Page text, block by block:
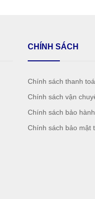
CHÍNH SÁCH
Chính sách thanh
Chính sách vận
Chính sách bảo hành
Chính sách bảo mật